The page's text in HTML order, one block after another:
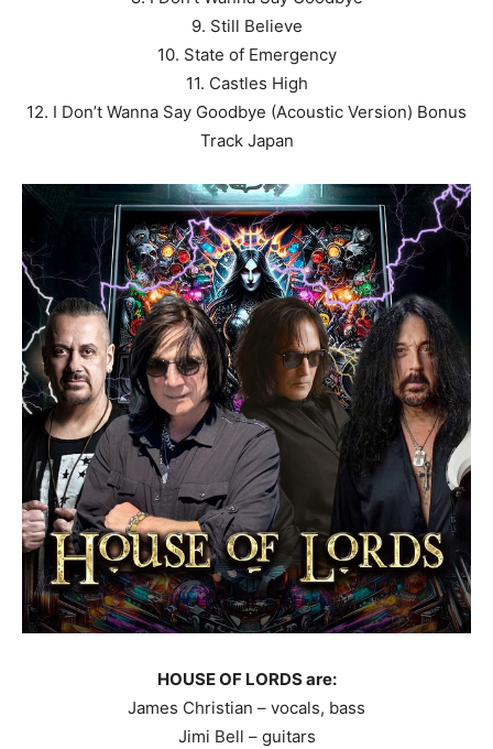
9. Still Believe
10. State of Emergency
11. Castles High
12. I Don’t Wanna Say Goodbye (Acoustic Version) Bonus
Track Japan
HOUSE OF LORDS are:
James Christian – vocals, bass
Jimi Bell – guitars